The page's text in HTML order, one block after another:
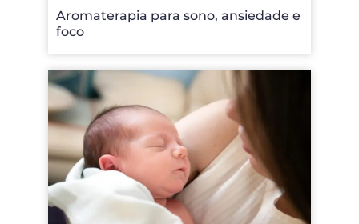
Aromaterapia para sono, ansiedade e
foco